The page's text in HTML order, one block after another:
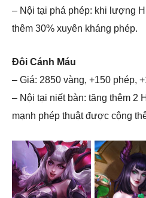
– Nội tại phá phép: khi lượng
thêm 30% xuyên kháng phép.
Đôi Cánh Máu
– Giá: 2850 vàng, +150 phép,
– Nội tại niết bàn: tăng thêm 2
mạnh phép thuật được cộng